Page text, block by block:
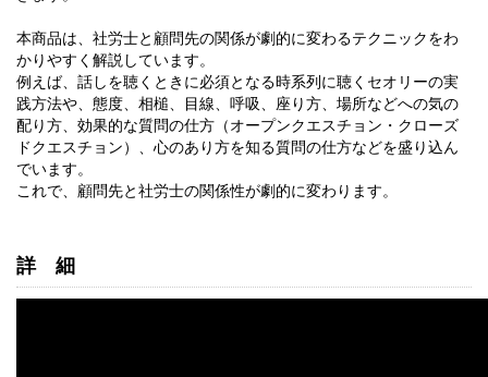
本商品は、社労士と顧問先の関係が劇的に変わるテクニックをわ
かりやすく解説しています。
例えば、話しを聴くときに必須となる時系列に聴くセオリーの実
践方法や、態度、相槌、目線、呼吸、座り方、場所などへの気の
配り方、効果的な質問の仕方（オープンクエスチョン・クローズ
ドクエスチョン）、心のあり方を知る質問の仕方などを盛り込ん
でいます。
これで、顧問先と社労士の関係性が劇的に変わります。
詳細